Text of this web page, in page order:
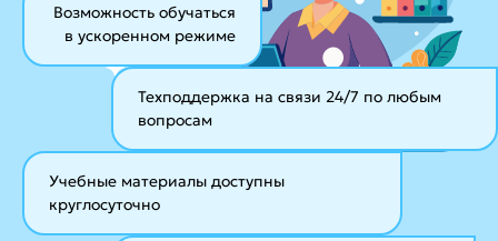
Возможность обучаться
в ускоренном режиме
Техподдержка на связи 24/7 по любым
вопросам
Учебные материалы доступны
круглосуточно